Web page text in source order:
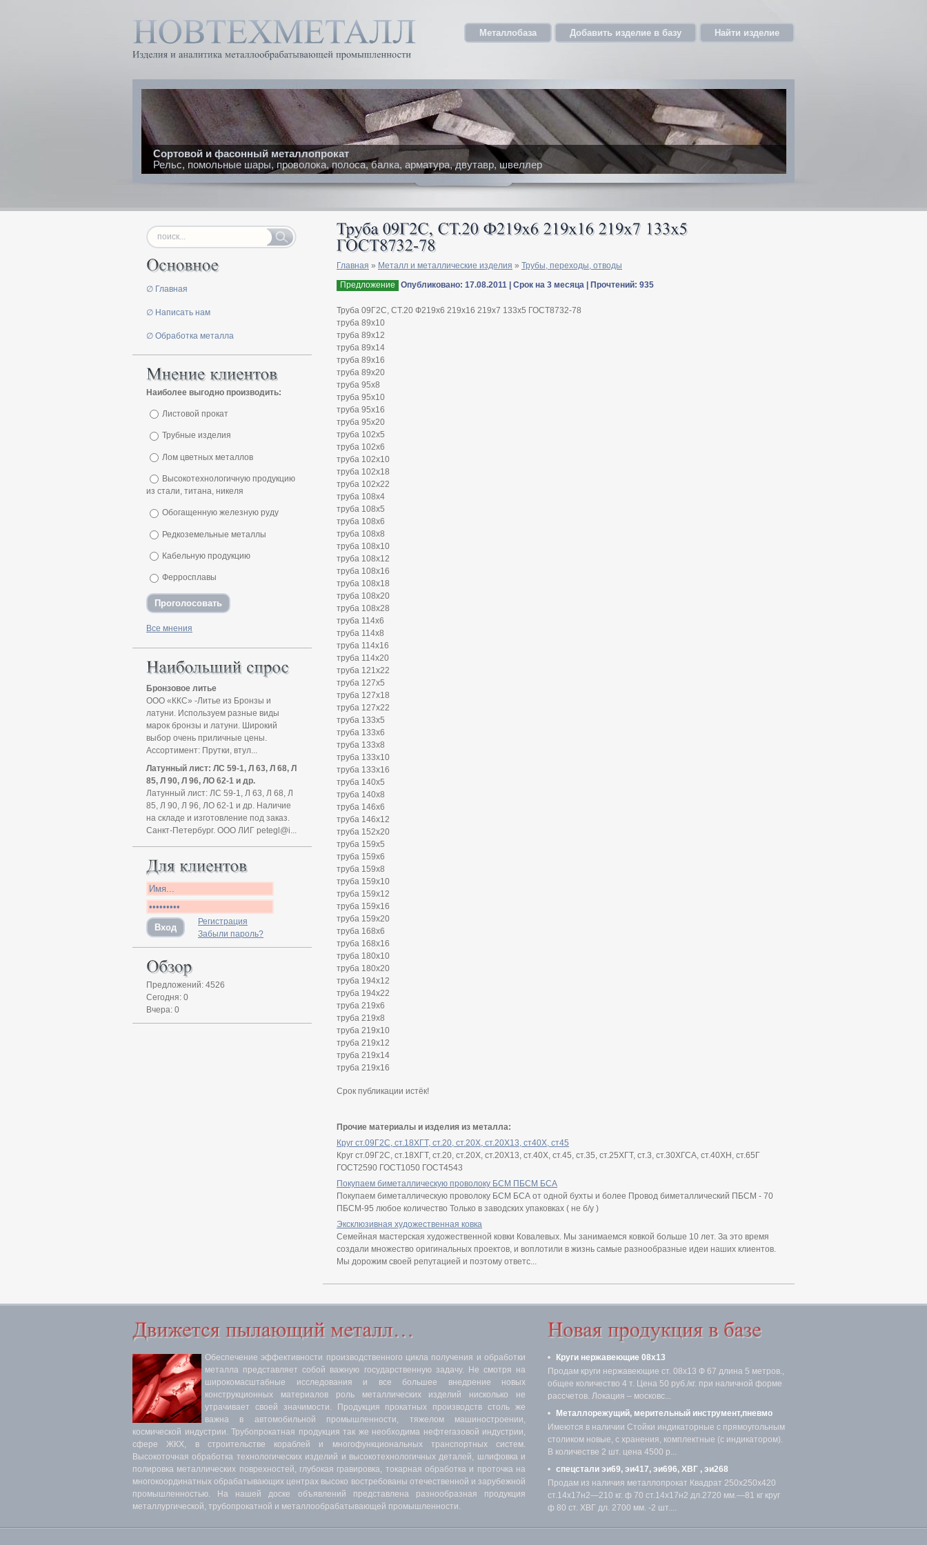
Металлобаза Добавить изделие в базу Найти изделие
Сортовой и фасонный металлопрокат
Рельс, помольные шары, проволока, полоса, балка, арматура, двутавр, швеллер
Главная » Металл и металлические изделия » Трубы, переходы, отводы
Предложение
Опубликовано: 17.08.2011 | Срок на 3 месяца | Прочтений: 935
Труба 09Г2С, СТ.20 Ф219х6 219х16 219х7 133х5 ГОСТ8732-78
труба 89х10
труба 89х12
труба 89х14
труба 89х16
труба 89х20
труба 95х8
труба 95х10
труба 95х16
труба 95х20
труба 102х5
труба 102х6
труба 102х10
труба 102х18
труба 102х22
труба 108х4
труба 108х5
труба 108х6
труба 108х8
труба 108х10
труба 108х12
труба 108х16
труба 108х18
труба 108х20
труба 108х28
труба 114х6
труба 114х8
труба 114х16
труба 114х20
труба 121х22
труба 127х5
труба 127х18
труба 127х22
труба 133х5
труба 133х6
труба 133х8
труба 133х10
труба 133х16
труба 140х5
труба 140х8
труба 146х6
труба 146х12
труба 152х20
труба 159х5
труба 159х6
труба 159х8
труба 159х10
труба 159х12
труба 159х16
труба 159х20
труба 168х6
труба 168х16
труба 180х10
труба 180х20
труба 194х12
труба 194х22
труба 219х6
труба 219х8
труба 219х10
труба 219х12
труба 219х14
труба 219х16
Срок публикации истёк!
Прочие материалы и изделия из металла:
Круг ст.09Г2С, ст.18ХГТ, ст.20, ст.20Х, ст.20Х13, ст40Х, ст45
Круг ст.09Г2С, ст.18ХГТ, ст.20, ст.20Х, ст.20Х13, ст.40Х, ст.45, ст.35, ст.25ХГТ, ст.3, ст.30ХГСА, ст.40ХН, ст.65Г
ГОСТ2590 ГОСТ1050 ГОСТ4543
Покупаем биметаллическую проволоку БСМ ПБСМ БСА
Покупаем биметаллическую проволоку БСМ БСА от одной бухты и более Провод биметаллический ПБСМ - 70
ПБСМ-95 любое количество Только в заводских упаковках ( не б/у )
Эксклюзивная художественная ковка
Семейная мастерская художественной ковки Ковалевых. Мы занимаемся ковкой больше 10 лет. За это время
создали множество оригинальных проектов, и воплотили в жизнь самые разнообразные идеи наших клиентов.
Мы дорожим своей репутацией и поэтому ответс...
∅ Главная
∅ Написать нам
∅ Обработка металла
Наиболее выгодно производить:
Листовой прокат
Трубные изделия
Лом цветных металлов
Высокотехнологичную продукцию
из стали, титана, никеля
Обогащенную железную руду
Редкоземельные металлы
Кабельную продукцию
Ферросплавы
Все мнения
Бронзовое литье
ООО «ККС» -Литье из Бронзы и
латуни. Используем разные виды
марок бронзы и латуни. Широкий
выбор очень приличные цены.
Ассортимент: Прутки, втул...
Латунный лист: ЛС 59-1, Л 63, Л 68, Л
85, Л 90, Л 96, ЛО 62-1 и др.
Латунный лист: ЛС 59-1, Л 63, Л 68, Л
85, Л 90, Л 96, ЛО 62-1 и др. Наличие
на складе и изготовление под заказ.
Санкт-Петербург. ООО ЛИГ petegl@i...
Регистрация
Забыли пароль?
Предложений: 4526
Сегодня: 0
Вчера: 0
Обеспечение эффективности производственного цикла получения и обработки
металла представляет собой важную государственную задачу. Не смотря на
широкомасштабные исследования и все большее внедрение новых
конструкционных материалов роль металлических изделий нисколько не
утрачивает своей значимости. Продукция прокатных производств столь же
важна в автомобильной промышленности, тяжелом машиностроении,
космической индустрии. Трубопрокатная продукция так же необходима нефтегазовой индустрии,
сфере ЖКХ, в строительстве кораблей и многофункциональных транспортных систем.
Высокоточная обработка технологических изделий и высокотехнологичных деталей, шлифовка и
полировка металлических поврехностей, глубокая гравировка, токарная обработка и проточка на
многокоординатных обрабатывающих центрах высоко востребованы отечественной и зарубежной
промышленностью. На нашей доске объявлений представлена разнообразная продукция
металлургической, трубопрокатной и металлообрабатывающей промышленности.
Круги нержавеющие 08х13
Продам круги нержавеющие ст. 08х13 Ф 67 длина 5 метров.,
общее количество 4 т. Цена 50 руб./кг. при наличной форме
рассчетов. Локация – московс...
Металлорежущий, мерительный инструмент,пневмо
Имеются в наличии Стойки индикаторные с прямоугольным
столиком новые, с хранения, комплектные (с индикатором).
В количестве 2 шт. цена 4500 р...
спецстали эи69, эи417, эи696, ХВГ , эи268
Продам из наличия металлопрокат Квадрат 250х250х420
ст.14х17н2—210 кг. ф 70 ст.14х17н2 дл.2720 мм.—81 кг круг
ф 80 ст. ХВГ дл. 2700 мм. -2 шт....